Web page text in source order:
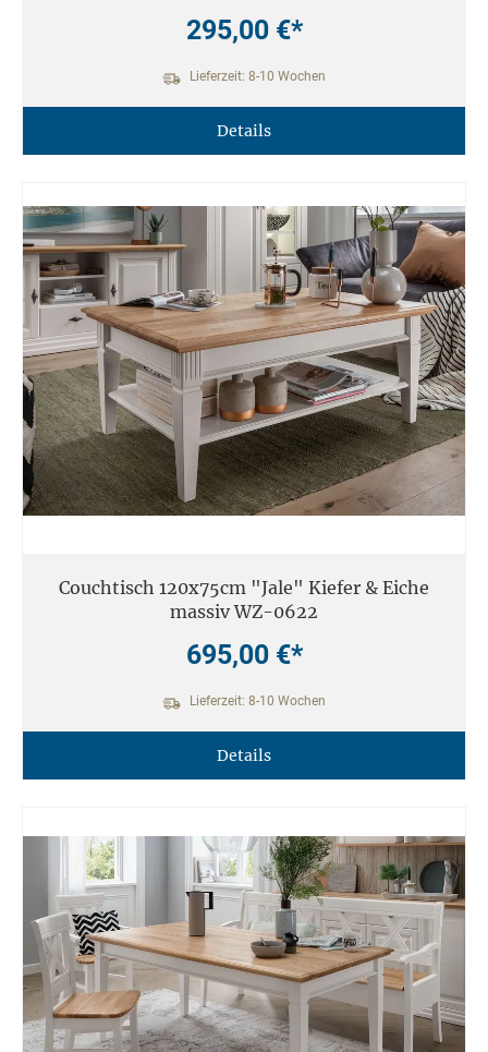
295,00 €*
Lieferzeit: 8-10 Wochen
Details
Couchtisch 120x75cm "Jale" Kiefer & Eiche
massiv WZ-0622
695,00 €*
Lieferzeit: 8-10 Wochen
Details